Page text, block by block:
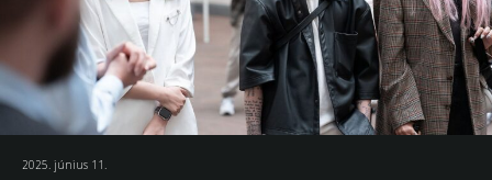
2025. június 11.